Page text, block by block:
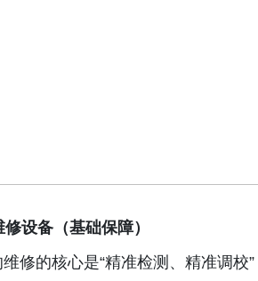
设备（基础保障）
的核心是“精准检测、精准调校”